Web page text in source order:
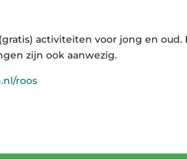
activiteiten voor jong en
zijn ook aanwezig.
roos